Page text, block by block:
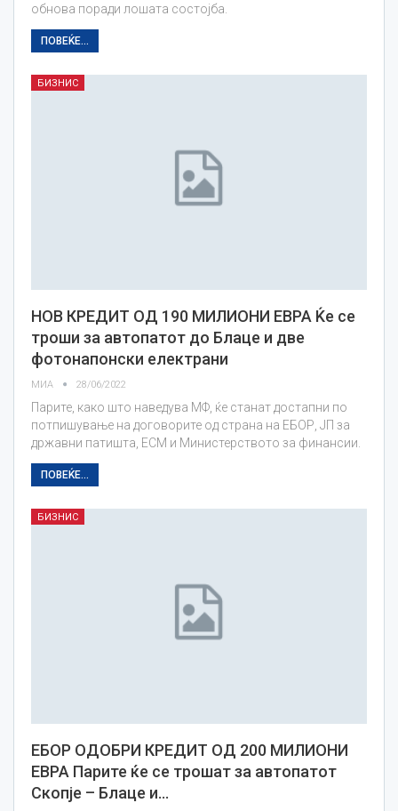
обнова поради лошата состојба.
ПОВЕЌЕ...
БИЗНИС
НОВ КРЕДИТ ОД 190 МИЛИОНИ ЕВРА Ќе се
троши за автопатот до Блаце и две
фотонапонски електрани
МИА 28/06/2022
Парите, како што наведува МФ, ќе станат достапни по
потпишување на договорите од страна на ЕБОР, ЈП за
државни патишта, ЕСМ и Министерството за финансии.
ПОВЕЌЕ...
БИЗНИС
ЕБОР ОДОБРИ КРЕДИТ ОД 200 МИЛИОНИ
ЕВРА Парите ќе се трошат за автопатот
Скопје – Блаце и…